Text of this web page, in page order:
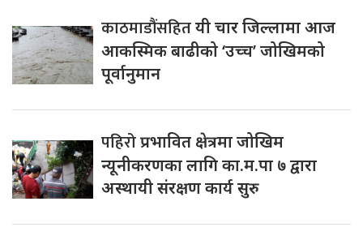
काठमाडौंसहितयी चार जिल्लामा आज
आकस्मिक बाढीको ‘उच्च’ जोखिमको
पूर्वानुमान
पहिरोप्रभावित क्षेत्रमा जोखिम
न्यूनीकरणका लागि का.म.पा ७ द्वारा
अस्थायी संरक्षण कार्य सुरु